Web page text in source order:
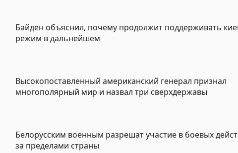
Байден объяснил, почему продолжит поддерживать
режим в дальнейшем
Высокопоставленный американский генерал признал
многополярный мир и назвал три сверхдержавы
Белорусским военным разрешат участие в боевых
за пределами страны